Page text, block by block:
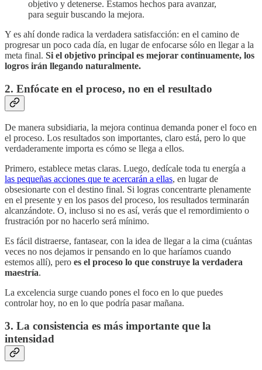
objetivo y detenerse. Estamos hechos para avanzar,
para seguir buscando la mejora.
Y es ahí donde radica la verdadera satisfacción: en el camino de
progresar un poco cada día, en lugar de enfocarse sólo en llegar a la
meta final. Si el objetivo principal es mejorar continuamente, los
logros irán llegando naturalmente.
2. Enfócate en el proceso, no en el resultado
De manera subsidiaria, la mejora continua demanda poner el foco en
el proceso. Los resultados son importantes, claro está, pero lo que
verdaderamente importa es cómo se llega a ellos.
Primero, establece metas claras. Luego, dedícale toda tu energía a
las pequeñas acciones que te acercarán a ellas, en lugar de
obsesionarte con el destino final. Si logras concentrarte plenamente
en el presente y en los pasos del proceso, los resultados terminarán
alcanzándote. O, incluso si no es así, verás que el remordimiento o
frustración por no hacerlo será mínimo.
Es fácil distraerse, fantasear, con la idea de llegar a la cima (cuántas
veces no nos dejamos ir pensando en lo que haríamos cuando
estemos allí), pero es el proceso lo que construye la verdadera
maestría.
La excelencia surge cuando pones el foco en lo que puedes
controlar hoy, no en lo que podría pasar mañana.
3. La consistencia es más importante que la
intensidad